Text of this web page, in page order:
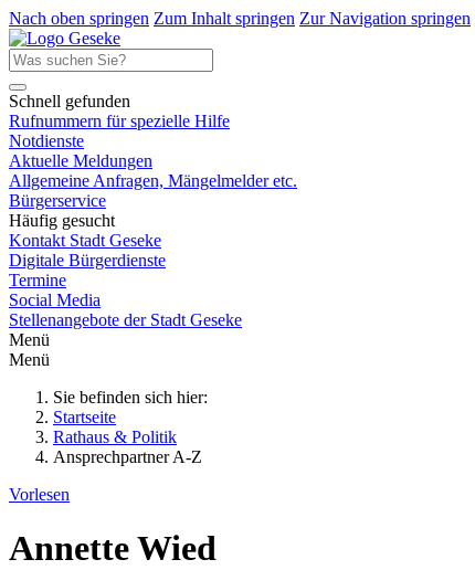
Nach oben springen Zum Inhalt springen Zur Navigation springen
Schnell gefunden
Rufnummern für spezielle Hilfe
Notdienste
Aktuelle Meldungen
Allgemeine Anfragen, Mängelmelder etc.
Bürgerservice
Häufig gesucht
Kontakt Stadt Geseke
Digitale Bürgerdienste
Termine
Social Media
Stellenangebote der Stadt Geseke
Menü
Menü
Sie befinden sich hier:
Startseite
Rathaus & Politik
Ansprechpartner A-Z
Vorlesen
Annette Wied